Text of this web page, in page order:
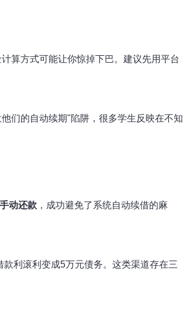
算方式可能让你惊掉下巴。建议先用平台
们的自动续期"陷阱，很多学生反映在不知
动还款 ，成功避免了系统自动续借的麻
利滚利变成5万元债务。这类渠道存在三